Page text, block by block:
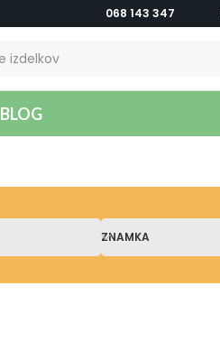
068 143 347
BLOG
ZNAMKA